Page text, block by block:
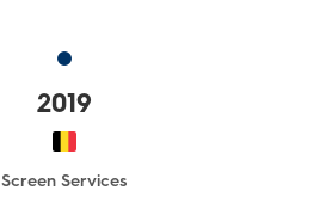
2019
Screen Services